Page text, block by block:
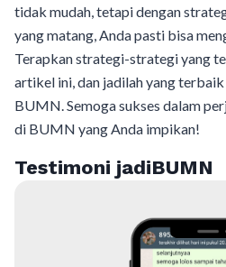
tidak mudah, tetapi dengan
yang matang, Anda pasti bisa
Terapkan strategi-strategi yang
artikel ini, dan jadilah yang
BUMN. Semoga sukses dalam
di BUMN yang Anda impikan!
Testimoni jadiBUMN